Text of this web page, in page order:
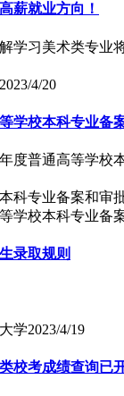
薪就业方向！
学习美术类专业
2023/4/20
学校本科专业备
度普通高等学
学校本科专业备
录取规则
学2023/4/19
校考成绩查询已